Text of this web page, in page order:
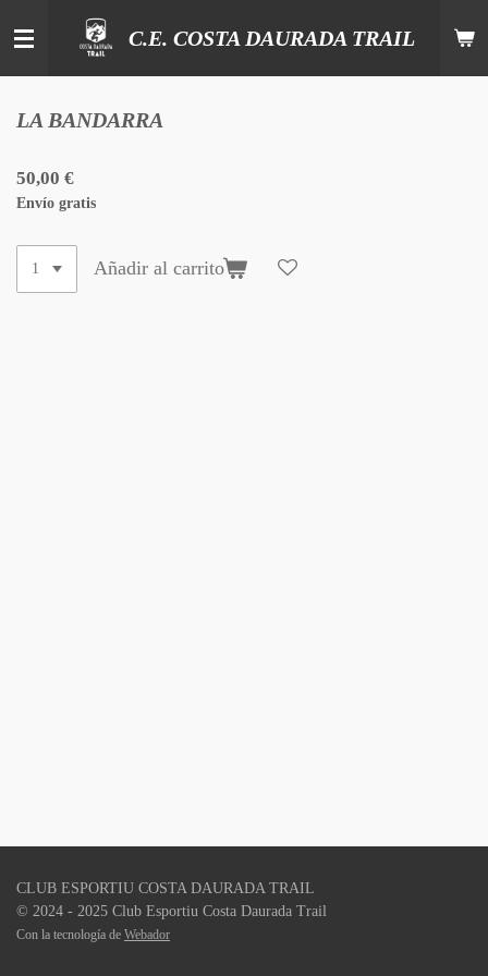
al
C.E. COSTA DAURADA TRAIL
LA BANDARRA
50,00 €
Envío gratis
Añadir al carrito
CLUB ESPORTIU COSTA DAURADA TRAIL
© 2024 - 2025 Club Esportiu Costa Daurada Trail
Con la tecnología de Webador